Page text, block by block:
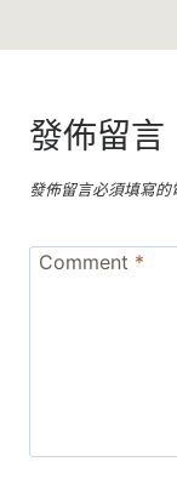
發佈留言
發佈留言必須填寫的
Comment *